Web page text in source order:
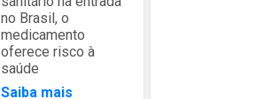
no Brasil, o
medicamento
oferece risco à
saúde
Saiba mais